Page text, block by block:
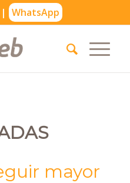
WhatsApp
mayor